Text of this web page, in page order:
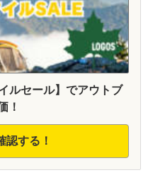
ルセール】でアウトブ
！
認する！